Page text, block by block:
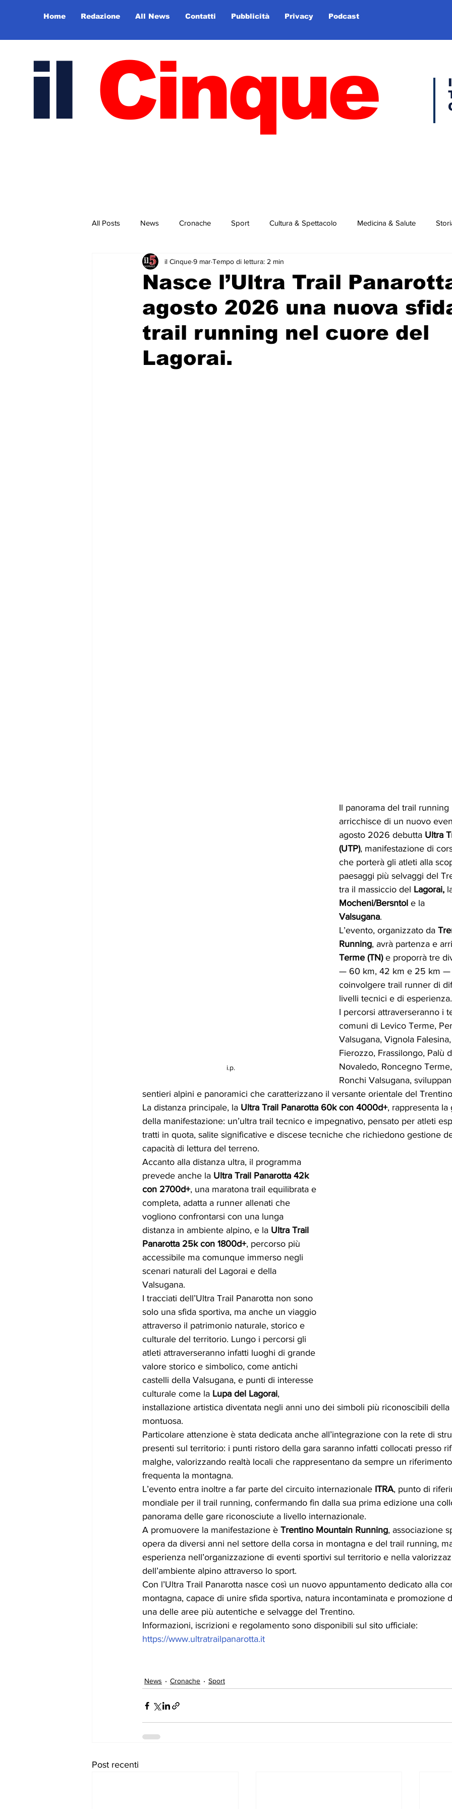
Home Redazione All News Contatti Pubblicità Privacy Podcast
il Cinque
All Posts News Cronache Sport Cultura & Spettacolo Medicina & Salute
Rubriche & Curiosità Sport in primo piano
Nasce l’Ultra Trail
agosto 2026 una nuova
trail running nel cuore del
Lagorai.
il Cinque9 marTempo di lettura: 2 min
i.p.
Il panorama del trail
arricchisce di un nuovo
agosto 2026 debutta Ultra
(UTP), manifestazione di
che porterà gli atleti alla
paesaggi più selvaggi del
tra il massiccio del Lagorai,
Mocheni/Bersntol e la
Valsugana.
L’evento, organizzato da
Running, avrà partenza e
Terme (TN) e proporrà tre
— 60 km, 42 km e 25 km
coinvolgere trail runner di
livelli tecnici e di esperienza.
I percorsi attraverseranno i
comuni di Levico Terme,
Valsugana, Vignola Falesina,
Fierozzo, Frassilongo, Palù
Novaledo, Roncegno
Ronchi Valsugana,
sentieri alpini e panoramici che caratterizzano il versante orientale del
La distanza principale, la Ultra Trail Panarotta 60k con 4000d+, rappresenta
della manifestazione: un’ultra trail tecnico e impegnativo, pensato per atleti
tratti in quota, salite significative e discese tecniche che richiedono gestione
capacità di lettura del terreno.
Accanto alla distanza ultra, il programma
prevede anche la Ultra Trail Panarotta 42k
con 2700d+, una maratona trail equilibrata e
completa, adatta a runner allenati che
vogliono confrontarsi con una lunga
distanza in ambiente alpino, e la Ultra Trail
Panarotta 25k con 1800d+, percorso più
accessibile ma comunque immerso negli
scenari naturali del Lagorai e della
Valsugana.
I tracciati dell’Ultra Trail Panarotta non sono
solo una sfida sportiva, ma anche un viaggio
attraverso il patrimonio naturale, storico e
culturale del territorio. Lungo i percorsi gli
atleti attraverseranno infatti luoghi di grande
valore storico e simbolico, come antichi
castelli della Valsugana, e punti di interesse
culturale come la Lupa del Lagorai,
installazione artistica diventata negli anni uno dei simboli più riconoscibili
montuosa.
Particolare attenzione è stata dedicata anche all’integrazione con la rete di
presenti sul territorio: i punti ristoro della gara saranno infatti collocati presso
malghe, valorizzando realtà locali che rappresentano da sempre un
frequenta la montagna.
L’evento entra inoltre a far parte del circuito internazionale ITRA, punto di
mondiale per il trail running, confermando fin dalla sua prima edizione una
panorama delle gare riconosciute a livello internazionale.
A promuovere la manifestazione è Trentino Mountain Running, associazione
opera da diversi anni nel settore della corsa in montagna e del trail running,
esperienza nell’organizzazione di eventi sportivi sul territorio e nella
dell’ambiente alpino attraverso lo sport.
Con l’Ultra Trail Panarotta nasce così un nuovo appuntamento dedicato alla
montagna, capace di unire sfida sportiva, natura incontaminata e promozione
una delle aree più autentiche e selvagge del Trentino.
Informazioni, iscrizioni e regolamento sono disponibili sul sito ufficiale:
https://www.ultratrailpanarotta.it
News Cronache Sport
Post recenti